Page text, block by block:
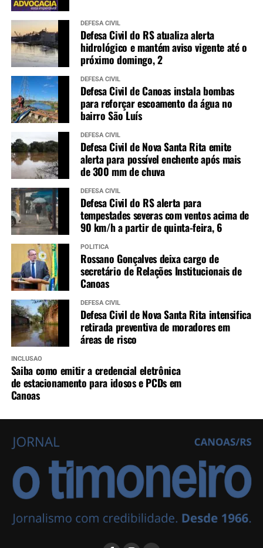
DEFESA CIVIL
Defesa Civil do RS atualiza alerta
hidrológico e mantém aviso vigente até o
próximo domingo, 2
DEFESA CIVIL
Defesa Civil de Canoas instala bombas
para reforçar escoamento da água no
bairro São Luís
DEFESA CIVIL
Defesa Civil de Nova Santa Rita emite
alerta para possível enchente após mais
de 300 mm de chuva
DEFESA CIVIL
Defesa Civil do RS alerta para
tempestades severas com ventos acima de
90 km/h a partir de quinta-feira, 6
POLÍTICA
Rossano Gonçalves deixa cargo de
secretário de Relações Institucionais de
Canoas
DEFESA CIVIL
Defesa Civil de Nova Santa Rita intensifica
retirada preventiva de moradores em
áreas de risco
INCLUSÃO
Saiba como emitir a credencial eletrônica
de estacionamento para idosos e PCDs em
Canoas